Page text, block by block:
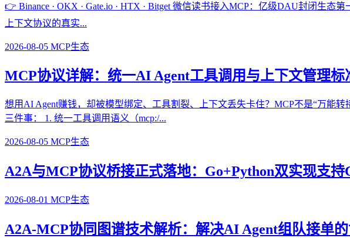
👉 Binance · OKX · Gate.io · HTX · Bitget 微信读书接入MCP：亿级DAU封闭生
上下文协议的真实...
2026-08-05 MCP生态
MCP协议详解：统一AI Agent工具调用与上下文管理标
想用AI Agent赚钱，却被模型绑定、工具割裂、上下文丢失卡住？MCP不是“万能
三件事： 1. 统一工具调用语义（mcp:/...
2026-08-05 MCP生态
A2A与MCP协议桥接正式落地：Go+Python双实现支持
2026-08-01 MCP生态
A2A-MCP协同图谱技术解析：解决AI Agent组队接单